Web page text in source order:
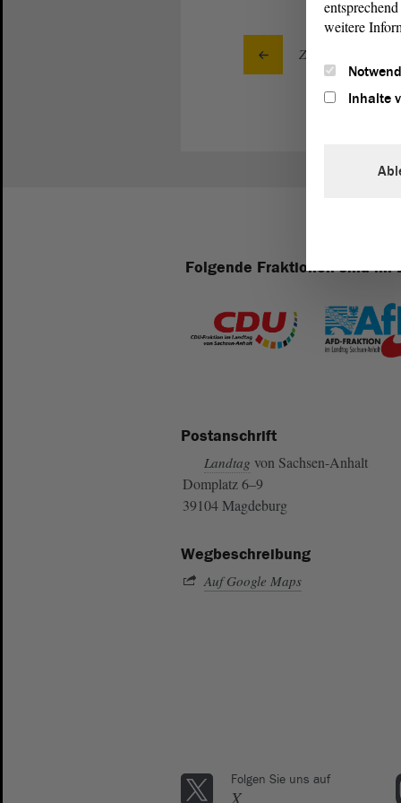
Zurück zur
Folgende Fraktionen sind im
Postanschrift
Landtag von Sachsen-Anhalt
Domplatz 6–9
39104 Magdeburg
Wegbeschreibung
Auf Google Maps
Folgen Sie uns auf
X
weitere
Inhalte